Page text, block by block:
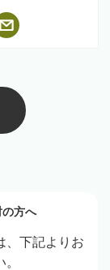
方へ
、下記よりお